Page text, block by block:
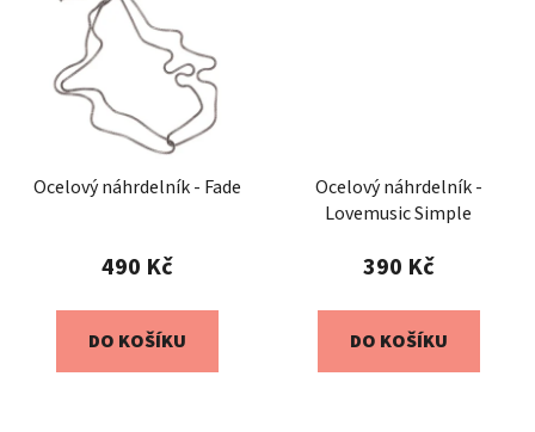
Ocelový náhrdelník - Fade
490 Kč
DO KOŠÍKU
Ocelový náhrdelník -
Lovemusic Simple
390 Kč
DO KOŠÍKU